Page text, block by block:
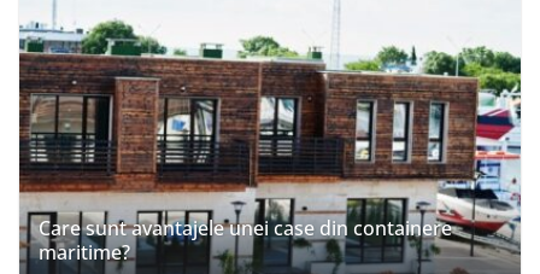
Care sunt avantajele unei case din containere
maritime?